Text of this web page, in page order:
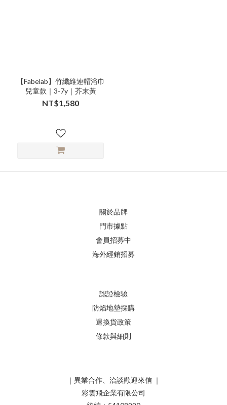
【Fabelab】竹纖維連帽浴巾
兒童款｜3-7y｜芥末黃
NT$1,580
關於品牌
門市據點
會員招募中
海外經銷招募
認證檢驗
防焰地墊採購
退換貨政策
條款與細則
｜異業合作、洽談歡迎來信 ｜
彩雲飛企業有限公司